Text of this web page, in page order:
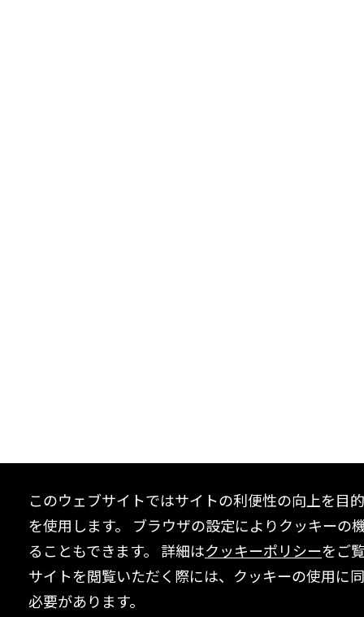
このウェブサイトではサイトの利便性の向上を目
を使用します。 ブラウザの設定によりクッキーの
ることもできます。 詳細はクッキーポリシーをご
サイトを閲覧いただく際には、クッキーの使用に
必要があります。